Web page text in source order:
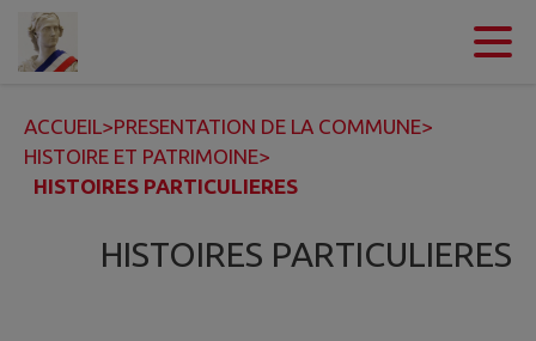
Contenu
ACCUEIL>PRESENTATION DE LA COMMUNE>
HISTOIRE ET PATRIMOINE>
HISTOIRES PARTICULIERES
HISTOIRES PARTICULIERES